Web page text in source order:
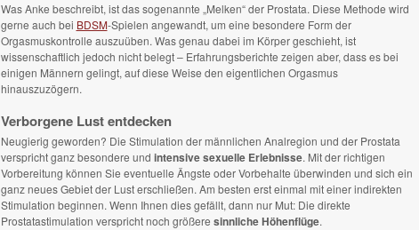
Was Anke beschreibt, ist das sogenannte „Melken“ der Prostata. Diese Methode wird
gerne auch bei BDSM-Spielen angewandt, um eine besondere Form der
Orgasmuskontrolle auszuüben. Was genau dabei im Körper geschieht, ist
wissenschaftlich jedoch nicht belegt – Erfahrungsberichte zeigen aber, dass es bei
einigen Männern gelingt, auf diese Weise den eigentlichen Orgasmus
hinauszuzögern.
Verborgene Lust entdecken
Neugierig geworden? Die Stimulation der männlichen Analregion und der Prostata
verspricht ganz besondere und intensive sexuelle Erlebnisse. Mit der richtigen
Vorbereitung können Sie eventuelle Ängste oder Vorbehalte überwinden und sich ein
ganz neues Gebiet der Lust erschließen. Am besten erst einmal mit einer indirekten
Stimulation beginnen. Wenn Ihnen dies gefällt, dann nur Mut: Die direkte
Prostatastimulation verspricht noch größere sinnliche Höhenflüge.